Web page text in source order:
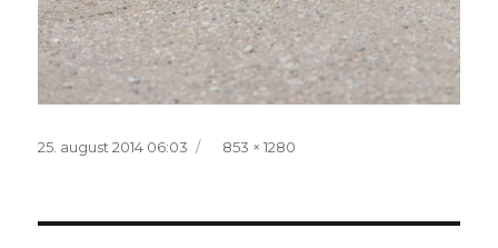
Postitatud
25. august 2014 06:03 Täissuurus
853 × 1280